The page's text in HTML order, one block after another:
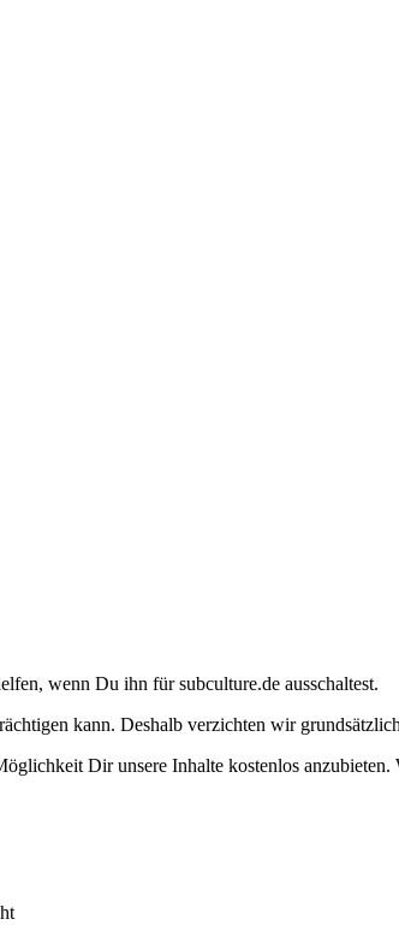
wenn Du ihn für subculture.de ausschaltest.
kann. Deshalb verzichten wir
Dir unsere Inhalte kostenlos